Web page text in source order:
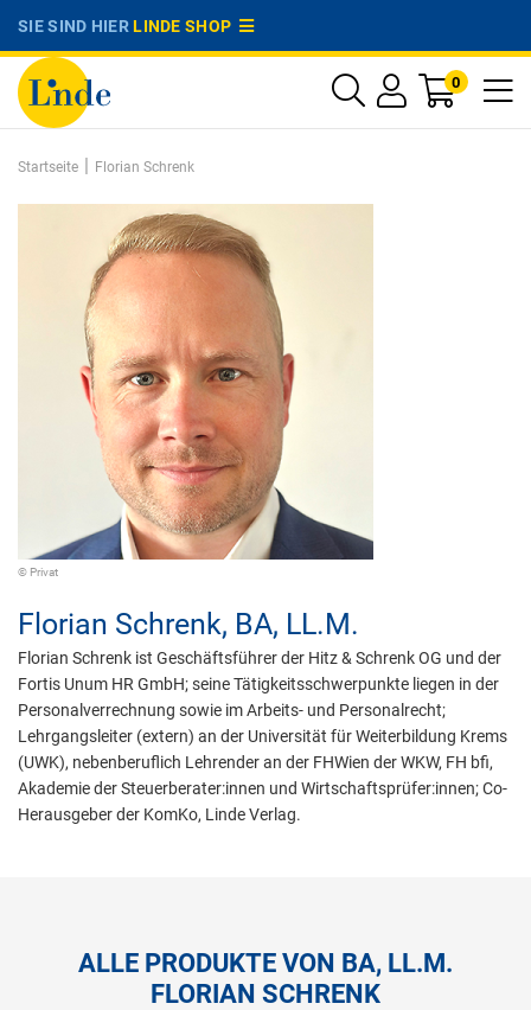
SIE SIND HIERLINDE SHOP
0
Startseite | Florian Schrenk
© Privat
Florian Schrenk, BA, LL.M.
Florian Schrenk ist Geschäftsführer der Hitz & Schrenk OG und der
Fortis Unum HR GmbH; seine Tätigkeitsschwerpunkte liegen in der
Personalverrechnung sowie im Arbeits- und Personalrecht;
Lehrgangsleiter (extern) an der Universität für Weiterbildung Krems
(UWK), nebenberuflich Lehrender an der FHWien der WKW, FH bfi,
Akademie der Steuerberater:innen und Wirtschaftsprüfer:innen; Co-
Herausgeber der KomKo, Linde Verlag.
ALLE PRODUKTE VON BA, LL.M.
FLORIAN SCHRENK